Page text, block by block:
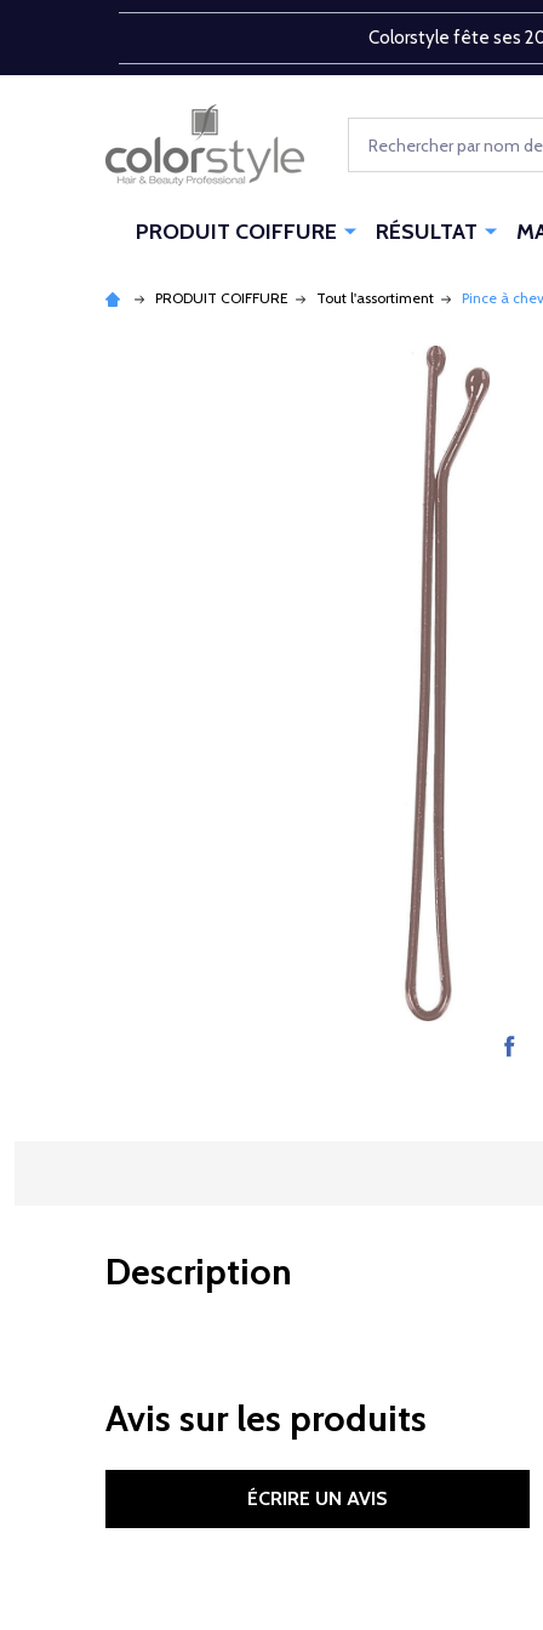
Colorstyle fête ses
PRODUIT COIFFURE RÉSULTAT
PRODUIT COIFFURE Tout l'assortiment Pince à
Description
Avis sur les produits
ÉCRIRE UN AVIS